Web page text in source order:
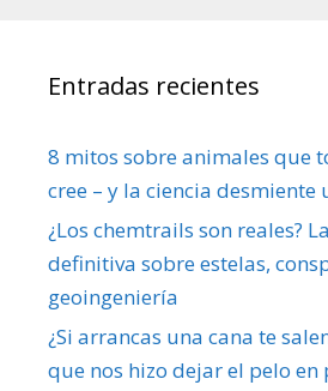
Entradas recientes
8 mitos sobre animales que
cree – y la ciencia desmiente
¿Los chemtrails son reales?
definitiva sobre estelas,
geoingeniería
¿Si arrancas una cana te
que nos hizo dejar el pelo en